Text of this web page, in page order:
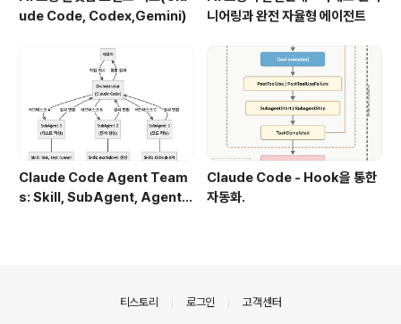
ude Code, Codex,Gemini)
니어링과 완전 자율형 에이전트
Claude Code Agent Team
s: Skill, SubAgent, Agent T
Claude Code - Hook을 통한
자동화.
티스토리 로그인 고객센터